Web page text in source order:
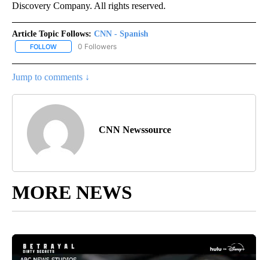
Discovery Company. All rights reserved.
Article Topic Follows: CNN - Spanish
FOLLOW FOLLOW "CNN - SPANISH" TO RECEIVE NOTIFICATIONS ABOUT
0 Followers
Jump to comments ↓
CNN Newssource
MORE NEWS